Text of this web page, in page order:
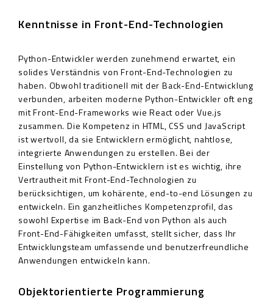
Kenntnisse in Front-End-Technologien
Python-Entwickler werden zunehmend erwartet, ein
solides Verständnis von Front-End-Technologien zu
haben. Obwohl traditionell mit der Back-End-Entwicklung
verbunden, arbeiten moderne Python-Entwickler oft eng
mit Front-End-Frameworks wie React oder Vue.js
zusammen. Die Kompetenz in HTML, CSS und JavaScript
ist wertvoll, da sie Entwicklern ermöglicht, nahtlose,
integrierte Anwendungen zu erstellen. Bei der
Einstellung von Python-Entwicklern ist es wichtig, ihre
Vertrautheit mit Front-End-Technologien zu
berücksichtigen, um kohärente, end-to-end Lösungen zu
entwickeln. Ein ganzheitliches Kompetenzprofil, das
sowohl Expertise im Back-End von Python als auch
Front-End-Fähigkeiten umfasst, stellt sicher, dass Ihr
Entwicklungsteam umfassende und benutzerfreundliche
Anwendungen entwickeln kann.
Objektorientierte Programmierung